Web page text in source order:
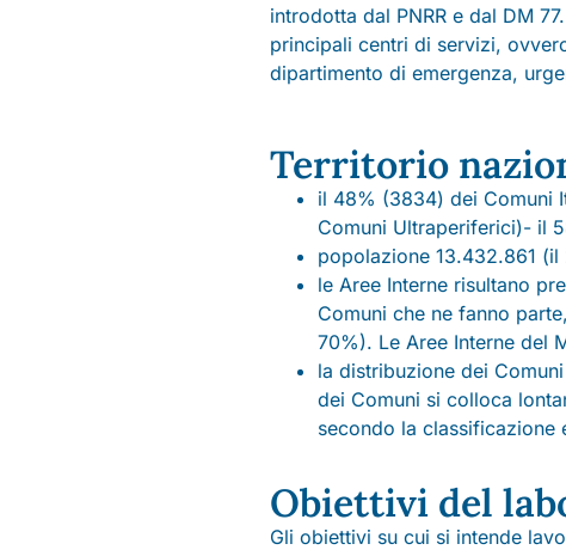
introdotta dal PNRR e dal DM
principali centri di servizi,
dipartimento di emergenza,
Territorio
il 48% (3834) dei Comuni
Comuni Ultraperiferici)- il
popolazione 13.432.861
le Aree Interne risultano
Comuni che ne fanno
70%). Le Aree Interne del
la distribuzione dei
dei Comuni si colloca
secondo la classificazione
Obiettivi del
Gli obiettivi su cui si intende